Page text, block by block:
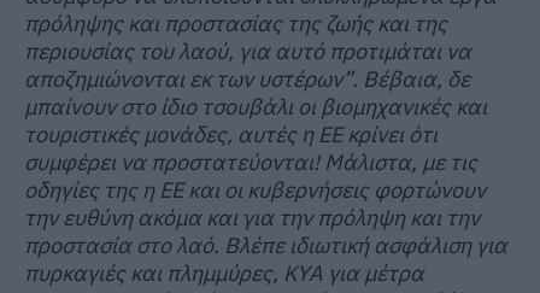
πρόληψης και προστασίας της ζωής και της
περιουσίας του λαού, για αυτό προτιμάται να
αποζημιώνονται εκ των υστέρων”. Βέβαια, δε
μπαίνουν στο ίδιο τσουβάλι οι βιομηχανικές και
τουριστικές μονάδες, αυτές η ΕΕ κρίνει ότι
συμφέρει να προστατεύονται! Μάλιστα, με τις
οδηγίες της η ΕΕ και οι κυβερνήσεις φορτώνουν
την ευθύνη ακόμα και για την πρόληψη και την
προστασία στο λαό. Βλέπε ιδιωτική ασφάλιση για
πυρκαγιές και πλημμύρες, ΚΥΑ για μέτρα